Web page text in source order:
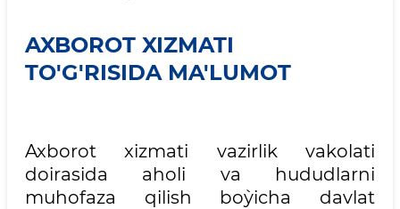
AXBOROT XIZMATI
TO'G'RISIDA MA'LUMOT
Axborot xizmati vazirlik vakolati
doirasida aholi va hududlarni
muhofaza qilish bo`yicha davlat